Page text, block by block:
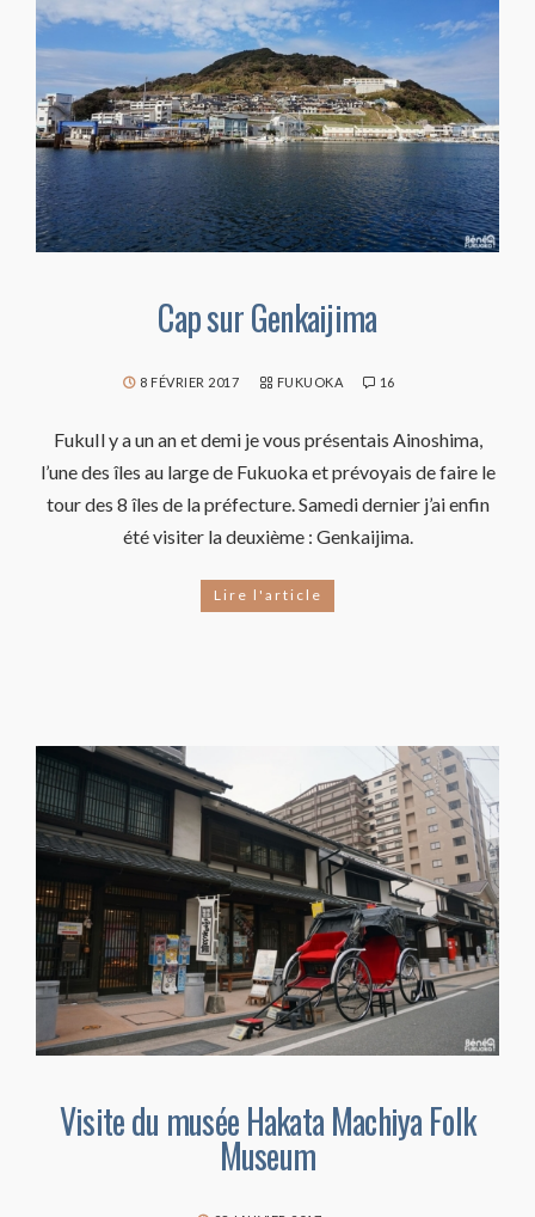
Cap sur Genkaijima
8 FÉVRIER 2017 FUKUOKA 16
FukuIl y a un an et demi je vous présentais Ainoshima,
l’une des îles au large de Fukuoka et prévoyais de faire le
tour des 8 îles de la préfecture. Samedi dernier j’ai enfin
été visiter la deuxième : Genkaijima.
Lire l'article
Visite du musée Hakata Machiya Folk
Museum